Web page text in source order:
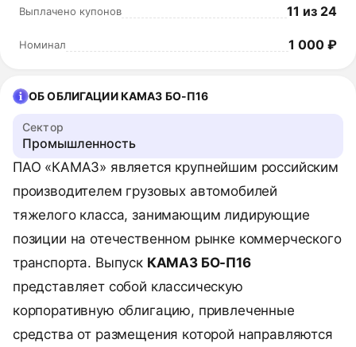
Выплачено купонов 11 из 24
Номинал 1 000 ₽
ОБ ОБЛИГАЦИИ КАМАЗ БО-П16
Сектор
Промышленность
ПАО «КАМАЗ» является крупнейшим российским
производителем грузовых автомобилей
тяжелого класса, занимающим лидирующие
позиции на отечественном рынке коммерческого
транспорта. Выпуск КАМАЗ БО-П16
представляет собой классическую
корпоративную облигацию, привлеченные
средства от размещения которой направляются